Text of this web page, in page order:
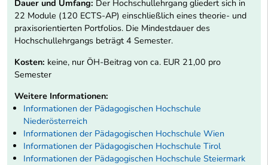
Dauer und Umfang: Der Hochschullehrgang gliedert sich in
22 Module (120 ECTS-AP) einschließlich eines theorie- und
praxisorientierten Portfolios. Die Mindestdauer des
Hochschullehrgangs beträgt 4 Semester.
Kosten: keine, nur ÖH-Beitrag von ca. EUR 21,00 pro
Semester
Weitere Informationen:
Informationen der Pädagogischen Hochschule
Niederösterreich
Informationen der Pädagogischen Hochschule Wien
Informationen der Pädagogischen Hochschule Tirol
Informationen der Pädagogischen Hochschule Steiermark